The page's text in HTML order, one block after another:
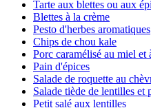
Tarte aux blettes ou aux
Blettes à la crème
Pesto d'herbes aromatiques
Chips de chou kale
Porc caramélisé au miel et
Pain d'épices
Salade de roquette au
Salade tiède de lentilles et
Petit salé aux lentilles